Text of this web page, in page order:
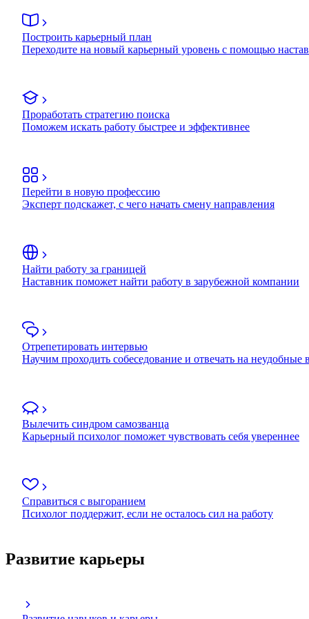
Построить карьерный план
Переходите на новый карьерный уровень с помощью
Проработать стратегию поиска
Поможем искать работу быстрее и эффективнее
Перейти в новую профессию
Эксперт подскажет, с чего начать смену направления
Найти работу за границей
Наставник поможет найти работу в зарубежной компании
Отрепетировать интервью
Научим проходить собеседование и отвечать на неудобные
Вылечить синдром самозванца
Карьерный психолог поможет чувствовать себя увереннее
Справиться с выгоранием
Психолог поддержит, если не осталось сил на работу
Развитие карьеры